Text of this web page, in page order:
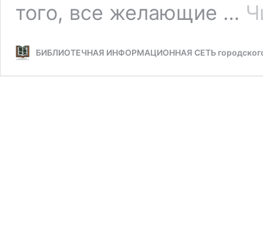
того, все желающие …
БИБЛИОТЕЧНАЯ ИНФОРМАЦИОННАЯ СЕТЬ городского